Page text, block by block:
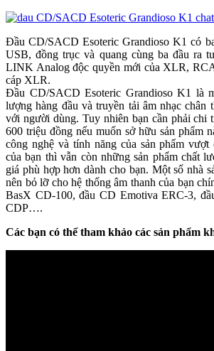
Đầu CD/SACD Esoteric Grandioso K1 có
USB, đồng trục và quang cùng ba đầu ra
LINK Analog độc quyền mới của XLR,
cáp XLR.
Đầu CD/SACD Esoteric Grandioso K1 là
lượng hàng đầu và truyền tải âm nhạc chân
với người dùng. Tuy nhiên bạn cần phải chi
600 triệu đồng nếu muốn sở hữu sản phẩm
công nghệ và tính năng của sản phẩm
của bạn thì vẫn còn những sản phẩm chất
giá phù hợp hơn dành cho bạn. Một số nhà
nên bỏ lỡ cho hệ thống âm thanh của bạn
BasX CD-100, đầu CD Emotiva ERC-3,
CDP….
Các bạn có thể tham khảo các sản phẩm